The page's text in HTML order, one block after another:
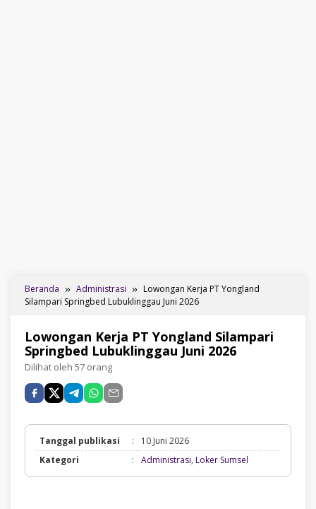
Beranda Administrasi
Lowongan Kerja PT Yongland
Silampari Springbed Lubuklinggau Juni 2026
Lowongan Kerja PT Yongland Silampari
Springbed Lubuklinggau Juni 2026
Dilihat oleh 57 orang
Tanggal publikasi :
10 Juni 2026
Kategori
: Administrasi, Loker Sumsel